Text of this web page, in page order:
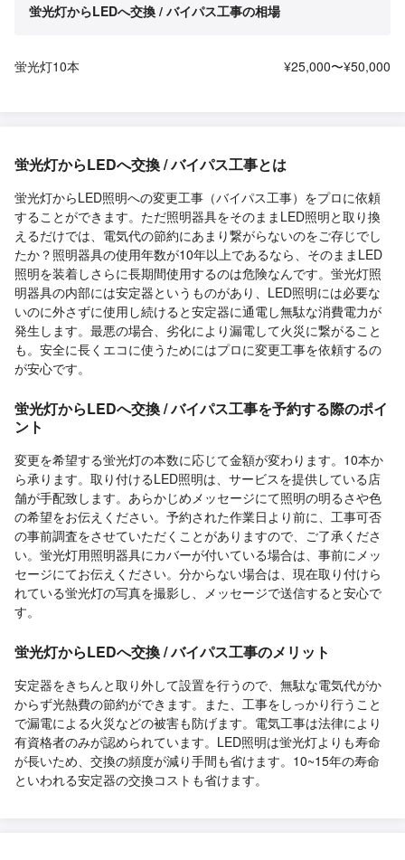
蛍光灯からLEDへ交換 / バイパス工事の相場
蛍光灯10本 ¥25,000〜¥50,000
蛍光灯からLEDへ交換 / バイパス工事とは
蛍光灯からLED照明への変更工事（バイパス工事）をプロに依頼
することができます。ただ照明器具をそのままLED照明と取り換
えるだけでは、電気代の節約にあまり繋がらないのをご存じでし
たか？照明器具の使用年数が10年以上であるなら、そのままLED
照明を装着しさらに長期間使用するのは危険なんです。蛍光灯照
明器具の内部には安定器というものがあり、LED照明には必要な
いのに外さずに使用し続けると安定器に通電し無駄な消費電力が
発生します。最悪の場合、劣化により漏電して火災に繋がること
も。安全に長くエコに使うためにはプロに変更工事を依頼するの
が安心です。
蛍光灯からLEDへ交換 / バイパス工事を予約する際のポイ
ント
変更を希望する蛍光灯の本数に応じて金額が変わります。10本か
ら承ります。取り付けるLED照明は、サービスを提供している店
舗が手配致します。あらかじめメッセージにて照明の明るさや色
の希望をお伝えください。予約された作業日より前に、工事可否
の事前調査をさせていただくことがありますので、ご了承くださ
い。蛍光灯用照明器具にカバーが付いている場合は、事前にメッ
セージにてお伝えください。分からない場合は、現在取り付けら
れている蛍光灯の写真を撮影し、メッセージで送信すると安心で
す。
蛍光灯からLEDへ交換 / バイパス工事のメリット
安定器をきちんと取り外して設置を行うので、無駄な電気代がか
からず光熱費の節約ができます。また、工事をしっかり行うこと
で漏電による火災などの被害も防げます。電気工事は法律により
有資格者のみが認められています。LED照明は蛍光灯よりも寿命
が長いため、交換の頻度が減り手間も省けます。10~15年の寿命
といわれる安定器の交換コストも省けます。